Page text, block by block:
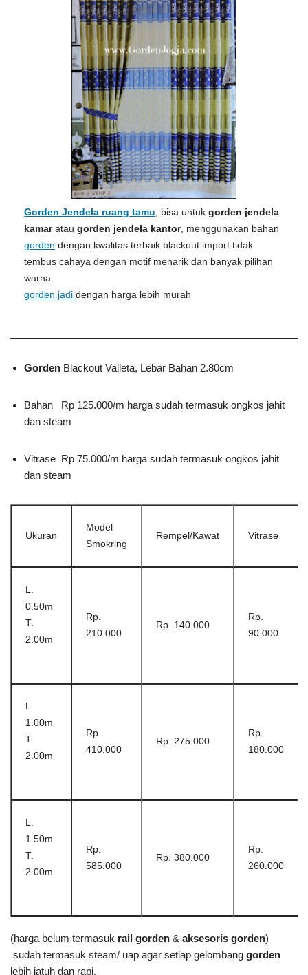
Gorden Jendela ruang tamu , bisa untuk gorden jendela
kamaratau gorden jendela kantor, menggunakan bahan
gorden dengan kwalitas terbaik blackout import tidak
tembus cahaya dengan motif menarik dan banyak pilihan
warna.
gorden jadi dengan harga lebih murah
Gorden Blackout Valleta, Lebar Bahan 2.80cm
Bahan Rp 125.000/m harga sudah termasuk ongkos jahit
dan steam
Vitrase Rp 75.000/m harga sudah termasuk ongkos jahit
dan steam
Ukuran
Model
Smokring
Rempel/Kawat Vitrase
L.
0.50m
T.
2.00m
Rp.
210.000
Rp. 140.000
Rp.
90.000
L.
1.00m
T.
2.00m
Rp.
410.000
Rp. 275.000
Rp.
180.000
L.
1.50m
T.
2.00m
Rp.
585.000
Rp. 380.000
Rp.
260.000
(harga belum termasuk rail gorden & aksesoris gorden)
sudah termasuk steam/ uap agar setiap gelombang gorden
lebih jatuh dan rapi.